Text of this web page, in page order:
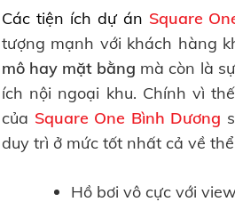
Các tiện ích dự án Square
tượng mạnh với khách hàng
mô hay mặt bằng mà còn là
ích nội ngoại khu. Chính vì
của Square One Bình Dương
duy trì ở mức tốt nhất cả về
Hồ bơi vô cực với